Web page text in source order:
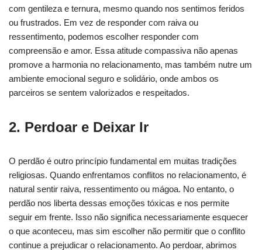
com gentileza e ternura, mesmo quando nos sentimos feridos
ou frustrados. Em vez de responder com raiva ou
ressentimento, podemos escolher responder com
compreensão e amor. Essa atitude compassiva não apenas
promove a harmonia no relacionamento, mas também nutre um
ambiente emocional seguro e solidário, onde ambos os
parceiros se sentem valorizados e respeitados.
2. Perdoar e Deixar Ir
O perdão é outro princípio fundamental em muitas tradições
religiosas. Quando enfrentamos conflitos no relacionamento, é
natural sentir raiva, ressentimento ou mágoa. No entanto, o
perdão nos liberta dessas emoções tóxicas e nos permite
seguir em frente. Isso não significa necessariamente esquecer
o que aconteceu, mas sim escolher não permitir que o conflito
continue a prejudicar o relacionamento. Ao perdoar, abrimos